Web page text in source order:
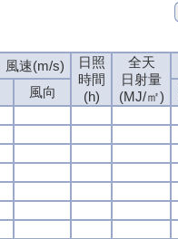
風速(m/s)
日照
時間
(h)
全天
日射量
(MJ/㎡)
風向